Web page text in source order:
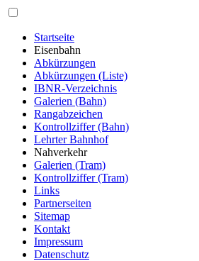
Startseite
Eisenbahn
Abkürzungen
Abkürzungen (Liste)
IBNR-Verzeichnis
Galerien (Bahn)
Rangabzeichen
Kontrollziffer (Bahn)
Lehrter Bahnhof
Nahverkehr
Galerien (Tram)
Kontrollziffer (Tram)
Links
Partnerseiten
Sitemap
Kontakt
Impressum
Datenschutz